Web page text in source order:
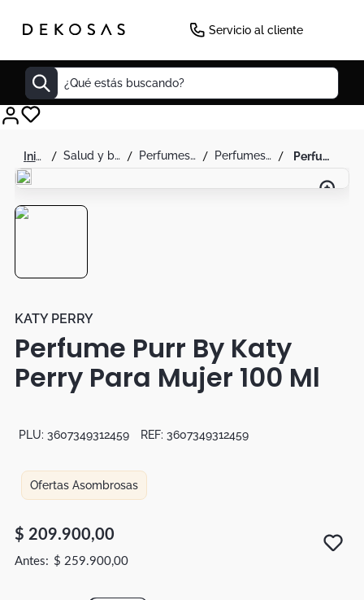
Servicio al cliente
¿Qué estás buscando?
salud y belleza perfumes y splash perfumes para mujer perfume purr by katy perry para mujer 100 ml
KATY PERRY
Perfume Purr By Katy
Perry Para Mujer 100 Ml
PLU: 3607349312459 REF: 3607349312459
Ofertas Asombrosas
$ 209.900,00
$ 259.900,00
Decoracion
Sillas
Lamparas
Duvet
Botas